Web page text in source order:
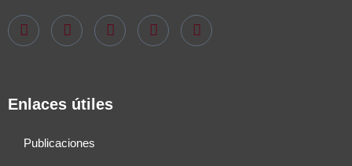
Enlaces útiles
Publicaciones